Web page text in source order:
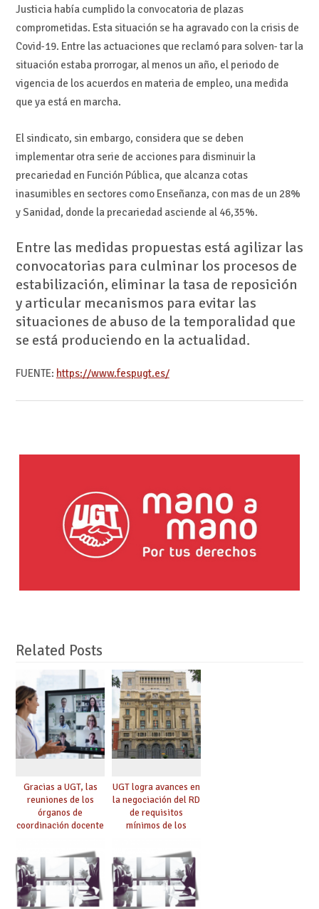
Justicia había cumplido la convocatoria de plazas
comprometidas. Esta situación se ha agravado con la crisis de
Covid-19. Entre las actuaciones que reclamó para solven- tar la
situación estaba prorrogar, al menos un año, el periodo de
vigencia de los acuerdos en materia de empleo, una medida
que ya está en marcha.
El sindicato, sin embargo, considera que se deben
implementar otra serie de acciones para disminuir la
precariedad en Función Pública, que alcanza cotas
inasumibles en sectores como Enseñanza, con mas de un 28%
y Sanidad, donde la precariedad asciende al 46,35%.
Entre las medidas propuestas está agilizar las
convocatorias para culminar los procesos de
estabilización, eliminar la tasa de reposición
y articular mecanismos para evitar las
situaciones de abuso de la temporalidad que
se está produciendo en la actualidad.
FUENTE: https://www.fespugt.es/
Related Posts
Gracias a UGT, las
reuniones de los
órganos de
coordinación docente
de manera
telemática, sin exigir
presencialidad en el
centro
UGT logra avances en
la negociación del RD
de requisitos
mínimos de los
exige al Ministerio
que los compromisos
se materialicen con
la mayor agilidad
posible